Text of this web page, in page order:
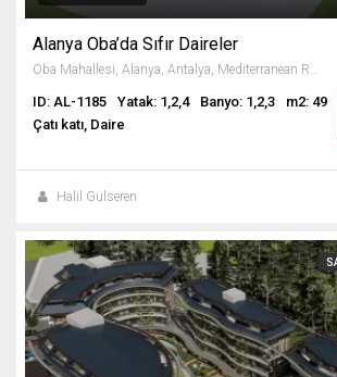
Alanya Oba’da Sıfır Daireler
Oba Mahallesi, Alanya, Antalya, Mediterranean Region, Turkey
ID: AL-1185 Yatak: 1,2,4 Banyo: 1,2,3
m2: 49
Çatı katı, Daire
Halil Gülseren